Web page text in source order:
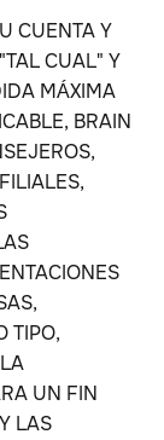
CUENTA Y
CUAL" Y
MÁXIMA
BRAIN
TIPO,
UN FIN
LAS